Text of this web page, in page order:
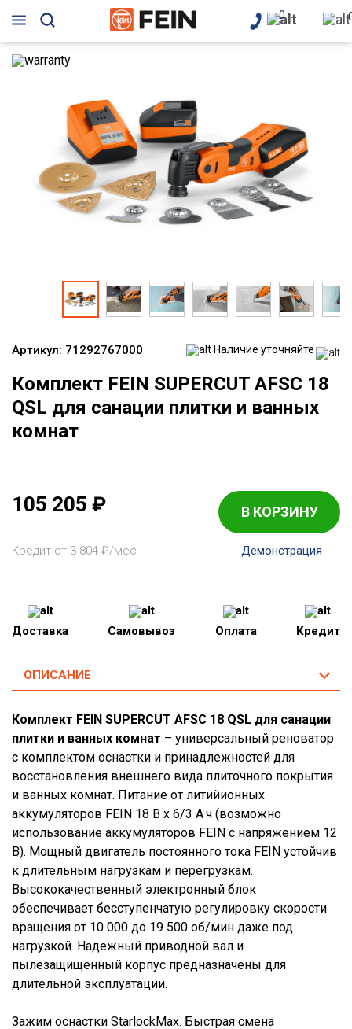
0
Артикул: 71292767000 Наличие уточняйте
Комплект FEIN SUPERCUT AFSC 18
QSL для санации плитки и ванных
комнат
105 205 ₽ В КОРЗИНУ
Кредит от 3 804 ₽/мес Демонстрация
Доставка Самовывоз Оплата Кредит
ОПИСАНИЕ
Комплект FEIN SUPERCUT AFSC 18 QSL для санации
плитки и ванных комнат – универсальный реноватор
с комплектом оснастки и принадлежностей для
восстановления внешнего вида плиточного покрытия
и ванных комнат. Питание от литийионных
аккумуляторов FEIN 18 В х 6/3 А·ч (возможно
использование аккумуляторов FEIN с напряжением 12
В). Мощный двигатель постоянного тока FEIN устойчив
к длительным нагрузкам и перегрузкам.
Высококачественный электронный блок
обеспечивает бесступенчатую регулировку скорости
вращения от 10 000 до 19 500 об/мин даже под
нагрузкой. Надежный приводной вал и
пылезащищенный корпус предназначены для
длительной эксплуатации.
Зажим оснастки StarlockMax. Быстрая смена